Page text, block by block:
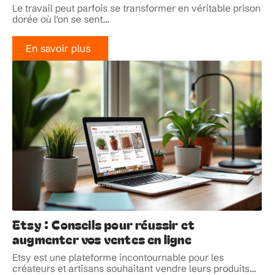
Le travail peut parfois se transformer en véritable prison
dorée où l'on se sent…
En savoir plus
Etsy : Conseils pour réussir et
augmenter vos ventes en ligne
Etsy est une plateforme incontournable pour les
créateurs et artisans souhaitant vendre leurs produits…